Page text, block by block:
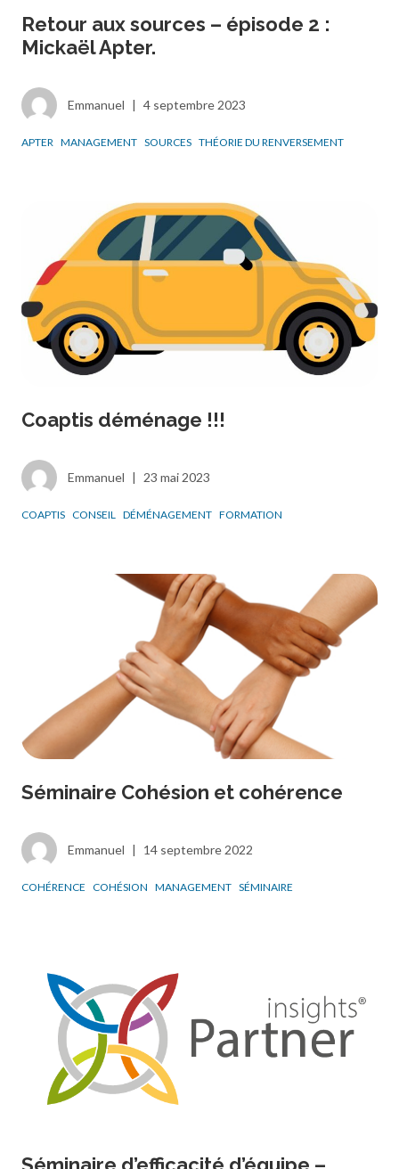
Retour aux sources – épisode 2 :
Mickaël Apter.
Emmanuel | 4 septembre 2023
APTER MANAGEMENT SOURCES THÉORIE DU RENVERSEMENT
Coaptis déménage !!!
Emmanuel | 23 mai 2023
COAPTIS CONSEIL DÉMÉNAGEMENT FORMATION
Séminaire Cohésion et cohérence
Emmanuel | 14 septembre 2022
COHÉRENCE COHÉSION MANAGEMENT SÉMINAIRE